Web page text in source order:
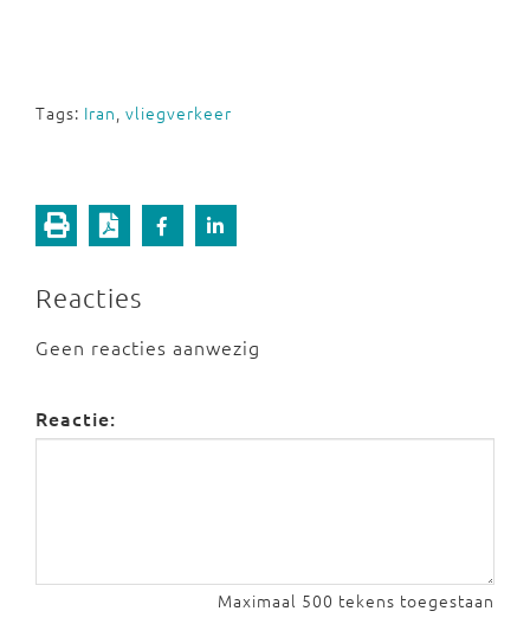
Tags: Iran, vliegverkeer
Reacties
Geen reacties aanwezig
Reactie:
Maximaal 500 tekens toegestaan